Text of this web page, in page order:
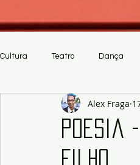
Cultura Teatro Dança
Artesanato
Poesia
Filho
Alex Fraga